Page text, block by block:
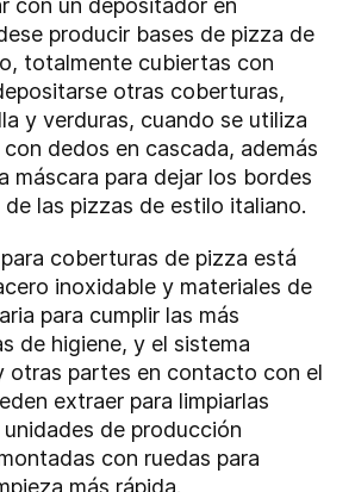
con un depositador en
producir bases de pizza de
totalmente cubiertas con
otras coberturas,
y verduras, cuando se utiliza
dedos en cascada, además
máscara para dejar los bordes
las pizzas de estilo italiano.
coberturas de pizza está
inoxidable y materiales de
para cumplir las más
de higiene, y el sistema
otras partes en contacto con el
extraer para limpiarlas
de producción
con ruedas para
más rápida.